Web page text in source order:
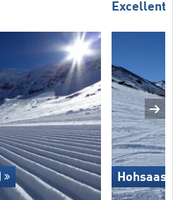
Excellent
Hohsaas